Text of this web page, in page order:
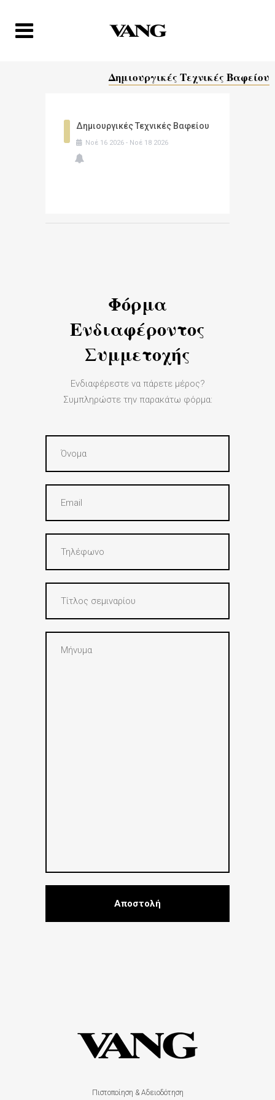
Δημιουργικές Τεχνικές Βαφείου
Δημιουργικές Τεχνικές Βαφείου
Νοέ 16 2026 - Νοέ 18 2026
Φόρμα
Ενδιαφέροντος
Συμμετοχής
Ενδιαφέρεστε να πάρετε μέρος?
Συμπληρώστε την παρακάτω φόρμα:
Πιστοποίηση & Αδειοδότηση